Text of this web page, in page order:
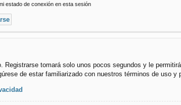
estado de conexión en esta sesión
Registrarse tomará solo unos pocos segundos y le
de estar familiarizado con nuestros términos de uso